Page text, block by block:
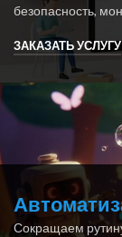
безопасность,
ЗАКАЗАТЬ УСЛУГУ
Сокращаем